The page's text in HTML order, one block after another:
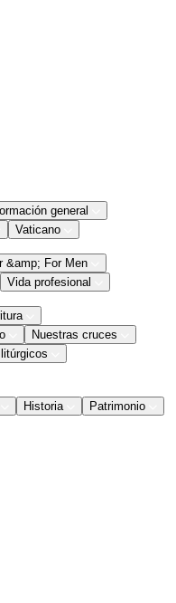
general
Vaticano
&amp; For Men
Vida profesional
Nuestras cruces
Historia
Patrimonio